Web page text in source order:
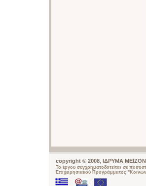
copyright © 2008, ΙΔΡΥΜΑ
Το έργου συγχρηματοδοτείται σε
Επιχειρησιακού Προγράμματος